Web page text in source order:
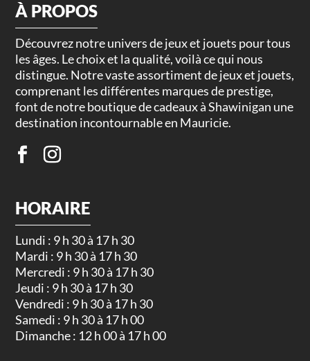
À PROPOS
Découvrez notre univers de jeux et jouets pour tous
les âges. Le choix et la qualité, voilà ce qui nous
distingue. Notre vaste assortiment de jeux et jouets,
comprenant les différentes marques de prestige,
font de notre boutique de cadeaux à Shawinigan une
destination incontournable en Mauricie.
HORAIRE
Lundi : 9 h 30 à 17 h 30
Mardi : 9 h 30 à 17 h 30
Mercredi : 9 h 30 à 17 h 30
Jeudi : 9 h 30 à 17 h 30
Vendredi : 9 h 30 à 17 h 30
Samedi : 9 h 30 à 17 h 00
Dimanche : 12 h 00 à 17 h 00